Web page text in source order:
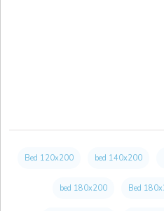
Bed 120x200 bed 140x200
bed 180x200 Bed